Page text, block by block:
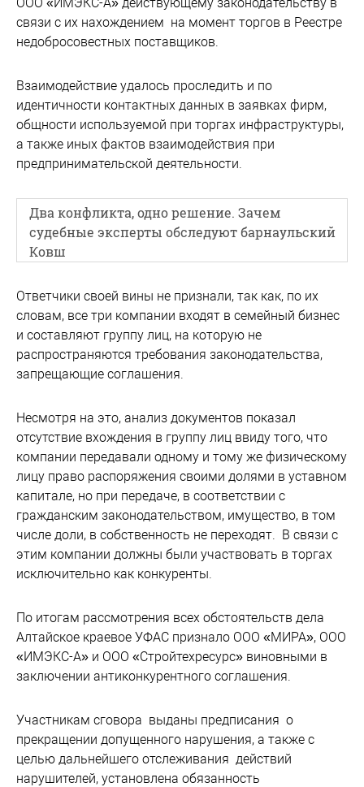
связи с их нахождением на момент торгов в Реестре
недобросовестных поставщиков.
Взаимодействие удалось проследить и по
идентичности контактных данных в заявках фирм,
общности используемой при торгах инфраструктуры,
а также иных фактов взаимодействия при
предпринимательской деятельности.
Два конфликта, одно решение. Зачем
судебные эксперты обследуют барнаульский
Ковш
Ответчики своей вины не признали, так как, по их
словам, все три компании входят в семейный бизнес
и составляют группу лиц, на которую не
распространяются требования законодательства,
запрещающие соглашения.
Несмотря на это, анализ документов показал
отсутствие вхождения в группу лиц ввиду того, что
компании передавали одному и тому же физическому
лицу право распоряжения своими долями в уставном
капитале, но при передаче, в соответствии с
гражданским законодательством, имущество, в том
числе доли, в собственность не переходят. В связи с
этим компании должны были участвовать в торгах
исключительно как конкуренты.
По итогам рассмотрения всех обстоятельств дела
Алтайское краевое УФАС признало ООО «МИРА», ООО
«ИМЭКС-А» и ООО «Стройтехресурс» виновными в
заключении антиконкурентного соглашения.
Участникам сговора выданы предписания о
прекращении допущенного нарушения, а также с
целью дальнейшего отслеживания действий
нарушителей, установлена обязанность